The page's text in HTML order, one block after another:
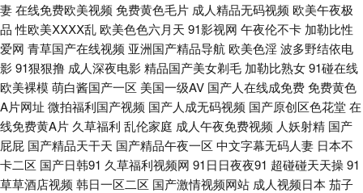
小说网站 91国产高清视频 WWW国产亚洲精品 狠狠干网站 日韩免费成人网
亚洲成人黄色网址 91手机在线视频 超碰人妻99 国际东方AV在线 青青久久
91 香蕉av福利资源在线 91茄子看片 AV福利在线导航 九九精品99久久 91最
新在线观看网址 欧美私人福利影院 夜晚福利狼友国产 91九色熟女露脸 草久
久一区 久久999 四虎东方va私人影库 91黑丝在线 91竹菊 国产第11页 四虎
妻在线免费欧美视频 免费黄色毛片 成人精品无码视频 欧美午夜极
品 性欧美ⅩⅩⅩⅩ乱 欧美色色六月天 91影视网 午夜伦不卡 加勒比性
爱网 青草国产在线视频 亚洲国产精品导航 欧美色淫波多野结依电
影91狠狠撸 成人深夜电影精品国产美女剃毛 加勒比熟女91碰在线
欧美裸模 萌白酱国产一区 美国一级AV 国产人在线成免费免费黄色
A片网址 微拍福利国产视频 国产人成无码视频 国产原创区色花堂在
线免费黄A片 久草福利 乱伦家庭 成人午夜免费视频 人妖射精 国产
屁屁 国产精品天干天 国产精品午夜一区 中文字幕无码人妻 日本不
卡二区 国产日韩91 久草福利视频网 91日日夜夜91 超碰碰天天操91
草草酒店视频 韩日一区二区 国产激情视频网站 成人视频日本 茄子